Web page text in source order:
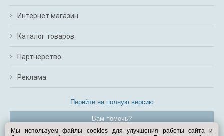
Интернет магазин
Каталог товаров
Партнерство
Реклама
Перейти на полную версию
Вам помочь?
Мы используем файлы cookies для улучшения работы сайта и